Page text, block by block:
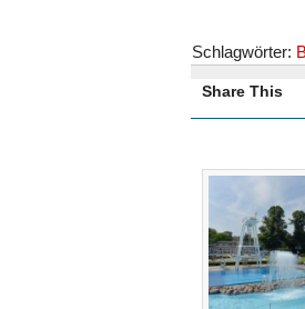
Schlagwörter:
Share This